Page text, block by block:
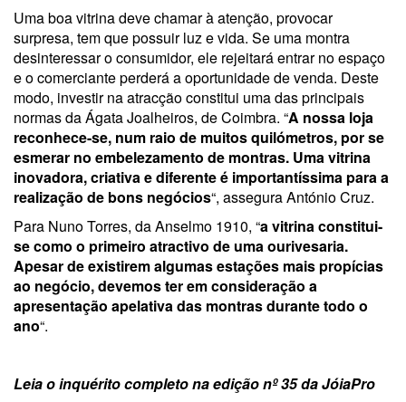
Uma boa vitrina deve chamar à atenção, provocar
surpresa, tem que possuir luz e vida. Se uma montra
desinteressar o consumidor, ele rejeitará entrar no espaço
e o comerciante perderá a oportunidade de venda. Deste
modo, investir na atracção constitui uma das principais
normas da Ágata Joalheiros, de Coimbra. “A nossa loja
reconhece-se, num raio de muitos quilómetros, por se
esmerar no embelezamento de montras. Uma vitrina
inovadora, criativa e diferente é importantíssima para a
realização de bons negócios“, assegura António Cruz.
Para Nuno Torres, da Anselmo 1910, “a vitrina constitui-
se como o primeiro atractivo de uma ourivesaria.
Apesar de existirem algumas estações mais propícias
ao negócio, devemos ter em consideração a
apresentação apelativa das montras durante todo o
ano“.
Leia o inquérito completo na edição nº 35 da JóiaPro